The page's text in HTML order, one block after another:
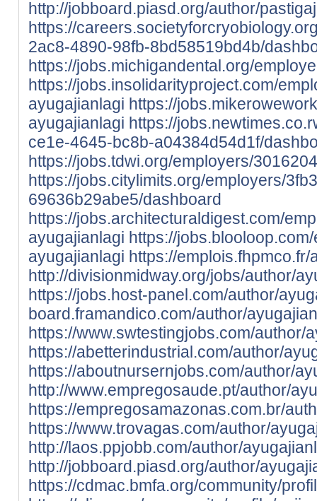
http://jobboard.piasd.org/author/
https://
2ac8-4890-98fb-8bd58519bd4b/
https://jobs.michigandental.org/
https://jobs.insolidarityproject.com/
ayugajianlagi https://
ayugajianlagi https://
ce1e-4645-bc8b-a04384d54d1f/
https://jobs.tdwi.org/employers/
https://jobs.citylimits.org/employers/
69636b29abe5/dashboard
https://jobs.architecturaldigest.com/
ayugajianlagi https://
ayugajianlagi https://
http://divisionmidway.org/jobs/author/
https://jobs.host-panel.com/author/
board.framandico.com/author/
https://www.swtestingjobs.com/author/
https://abetterindustrial.com/author/
https://aboutnursernjobs.com/author/
http://www.empregosaude.pt/author/
https://empregosamazonas.com.br/
https://www.trovagas.com/author/
http://laos.ppjobb.com/author/
http://jobboard.piasd.org/author/
https://cdmac.bmfa.org/community/